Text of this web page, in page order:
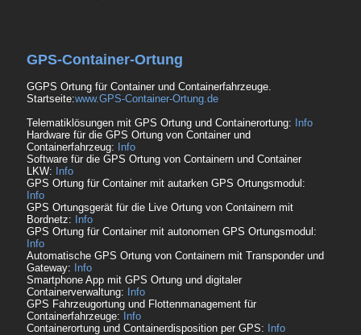
GPS-Container-Ortung
GGPS Ortung für Container und Containerfahrzeuge.
Startseite:www.GPS-Container-Ortung.de
Telematiklösungen mit GPS Ortung und Containerortung: Info
Hardware für die GPS Ortung von Container und
Containerfahrzeug: Info
Software für die GPS Ortung von Containern und Container
LKW: Info
GPS Ortung für Container mit autarken GPS Ortungsmodul:
Info
GPS Ortungsgerät für die Live Ortung von Containern mit
Bordnetz: Info
GPS Ortung für Container mit autonomen GPS Ortungsmodul:
Info
Automatische GPS Ortung von Containern mit Transponder und
Gateway: Info
Smartphone App mit GPS Ortung und digitaler
Containerverwaltung: Info
GPS Fahrzeugortung und Flottenmanagement für
Containerfahrzeuge: Info
Containerortung und Containerdisposition per GPS: Info